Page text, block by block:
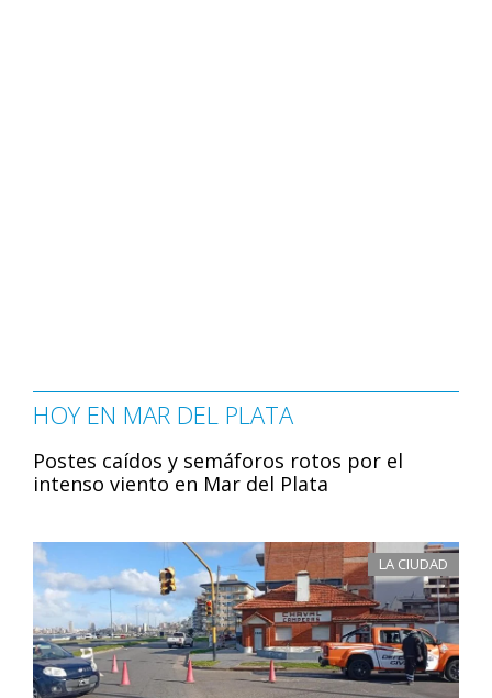
HOY EN MAR DEL PLATA
Postes caídos y semáforos rotos por el
intenso viento en Mar del Plata
LA CIUDAD